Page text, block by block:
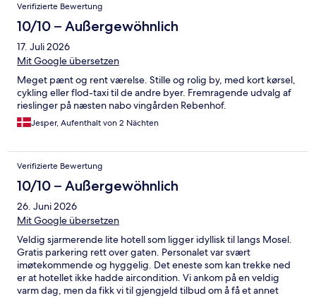
Verifizierte Bewertung
10/10 – Außergewöhnlich
17. Juli 2026
Mit Google übersetzen
Meget pænt og rent værelse. Stille og rolig by, med kort kørsel,
cykling eller flod-taxi til de andre byer. Fremragende udvalg af
rieslinger på næsten nabo vingården Rebenhof.
Jesper, Aufenthalt von 2 Nächten
Verifizierte Bewertung
10/10 – Außergewöhnlich
26. Juni 2026
Mit Google übersetzen
Veldig sjarmerende lite hotell som ligger idyllisk til langs Mosel.
Gratis parkering rett over gaten. Personalet var svært
imøtekommende og hyggelig. Det eneste som kan trekke ned
er at hotellet ikke hadde aircondition. Vi ankom på en veldig
varm dag, men da fikk vi til gjengjeld tilbud om å få et annet